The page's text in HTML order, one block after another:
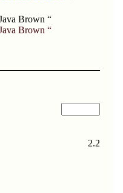
Brown “
Brown “
2.2